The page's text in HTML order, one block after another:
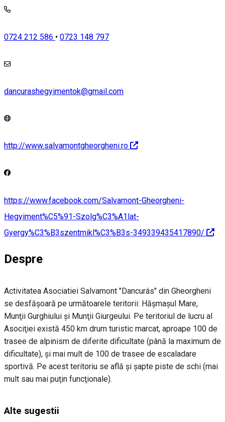
0724 212 586 • 0723 148 797
dancurashegyimentok@gmail.com
http://www.salvamontgheorgheni.ro
https://www.facebook.com/Salvamont-Gheorgheni-
Hegyiment%C5%91-Szolg%C3%A1lat-
Gyergy%C3%B3szentmikl%C3%B3s-349339435417890/
Despre
Activitatea Asociatiei Salvamont "Dancurás" din Gheorgheni
se desfăşoară pe următoarele teritorii: Hăşmaşul Mare,
Munţii Gurghiului şi Munţii Giurgeului. Pe teritoriul de lucru al
Asociţiei există 450 km drum turistic marcat, aproape 100 de
trasee de alpinism de diferite dificultate (până la maximum de
dificultate), şi mai mult de 100 de trasee de escaladare
sportivă. Pe acest teritoriu se află şi şapte piste de schi (mai
mult sau mai puţin funcţionale).
Alte sugestii